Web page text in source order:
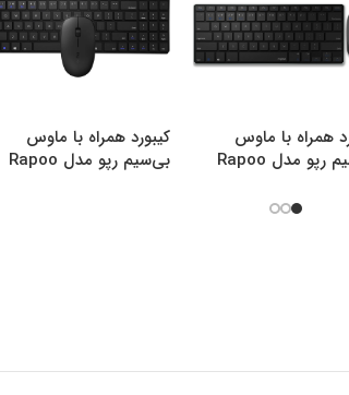
همراه با ماوس
بی‌سیم رپو مدل Rapoo
کیبورد همراه با ماوس
بی‌سیم رپو مدل Rapoo